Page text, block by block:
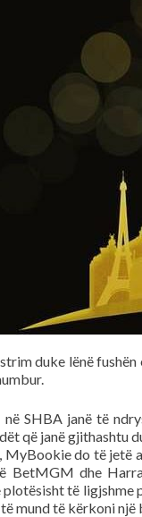
duke lënë
SHBA janë të
që janë gjithashtu
do të jetë
BetMGM dhe
të
mund të kërkoni